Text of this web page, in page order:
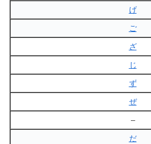
げ
ご
ざ
じ
ず
ぜ
–
だ